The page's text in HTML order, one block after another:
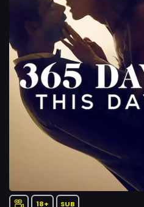
18+ SUB